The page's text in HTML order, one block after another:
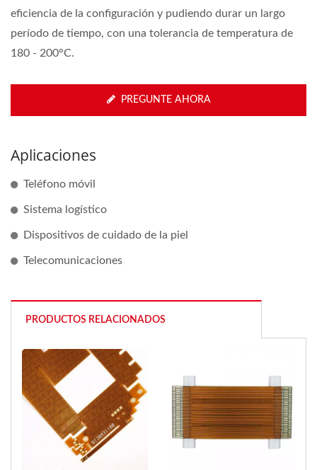
eficiencia de la configuración y pudiendo durar un largo
período de tiempo, con una tolerancia de temperatura de
180 - 200°C.
PREGUNTE AHORA
Aplicaciones
Teléfono móvil
Sistema logístico
Dispositivos de cuidado de la piel
Telecomunicaciones
PRODUCTOS RELACIONADOS